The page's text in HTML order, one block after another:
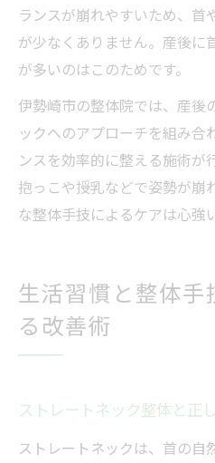
ランスが崩れやすいため、首
が少なくありません。産後に
が多いのはこのためです。
伊勢崎市の整体院では、産後
ックへのアプローチを組み合
ンスを効率的に整える施術が
抱っこや授乳などで姿勢が崩
な整体手技によるケアは心強
生活習慣と整体手
る改善術
ストレートネック整体と正
ストレートネックは、首の自